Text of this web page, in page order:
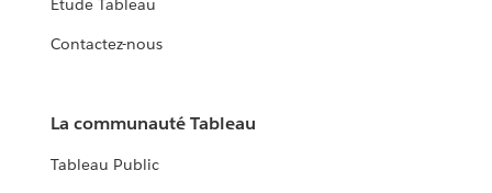
Étude Tableau
Contactez-nous
La communauté Tableau
Tableau Public